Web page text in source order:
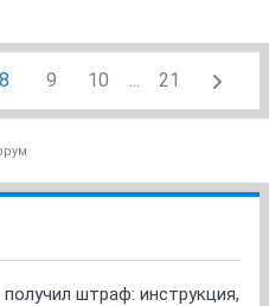
8 9 10 ... 21
штраф: инструкция,